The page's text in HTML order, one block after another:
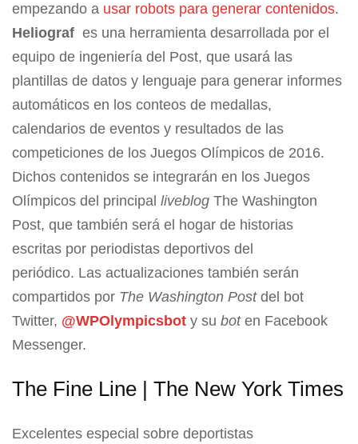
empezando a usar robots para generar contenidos.
Heliograf es una herramienta desarrollada por el
equipo de ingeniería del Post, que usará las
plantillas de datos y lenguaje para generar informes
automáticos en los conteos de medallas,
calendarios de eventos y resultados de las
competiciones de los Juegos Olímpicos de 2016.
Dichos contenidos se integrarán en los Juegos
Olímpicos del principal liveblog The Washington
Post, que también será el hogar de historias
escritas por periodistas deportivos del
periódico. Las actualizaciones también serán
compartidos por The Washington Postdel bot
Twitter, @WPOlympicsbot y su boten Facebook
Messenger.
The Fine Line | The New York Times
Excelentes especial sobre deportistas